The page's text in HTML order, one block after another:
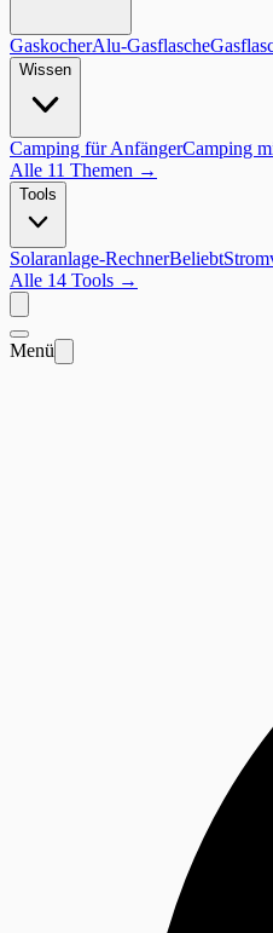
GaskocherAlu-Gasflasche
Wissen
Camping für AnfängerCamping
Alle 11 Themen →
Tools
Solaranlage-RechnerBeliebt
Alle 14 Tools →
Menü